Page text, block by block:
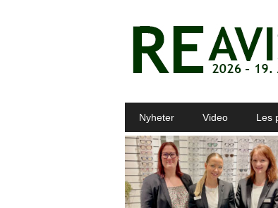
Main menu
Nyheter Video Les